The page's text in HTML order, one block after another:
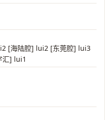
[海陆腔] lui2 [东莞腔] lui3
] lui1